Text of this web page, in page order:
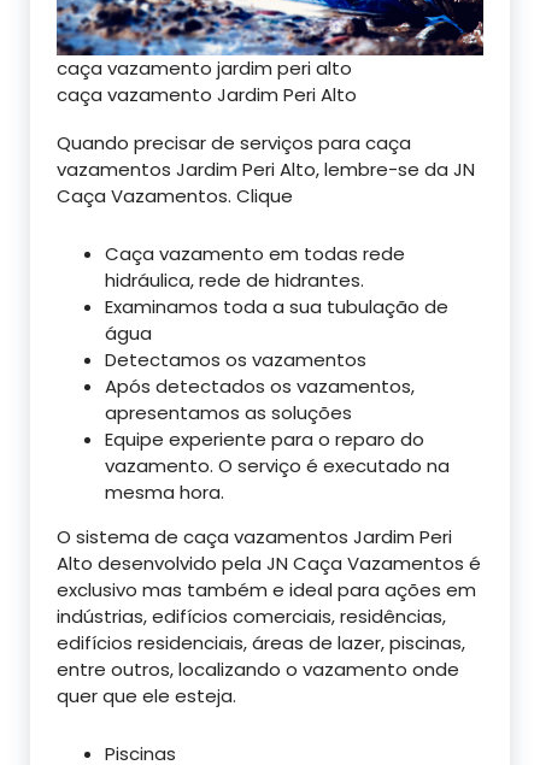
caça vazamento jardim peri alto
caça vazamento Jardim Peri Alto
Quando precisar de serviços para caça
vazamentos Jardim Peri Alto, lembre-se da JN
Caça Vazamentos. Clique
Caça vazamento em todas rede
hidráulica, rede de hidrantes.
Examinamos toda a sua tubulação de
água
Detectamos os vazamentos
Após detectados os vazamentos,
apresentamos as soluções
Equipe experiente para o reparo do
vazamento. O serviço é executado na
mesma hora.
O sistema de caça vazamentos Jardim Peri
Alto desenvolvido pela JN Caça Vazamentos é
exclusivo mas também e ideal para ações em
indústrias, edifícios comerciais, residências,
edifícios residenciais, áreas de lazer, piscinas,
entre outros, localizando o vazamento onde
quer que ele esteja.
Piscinas